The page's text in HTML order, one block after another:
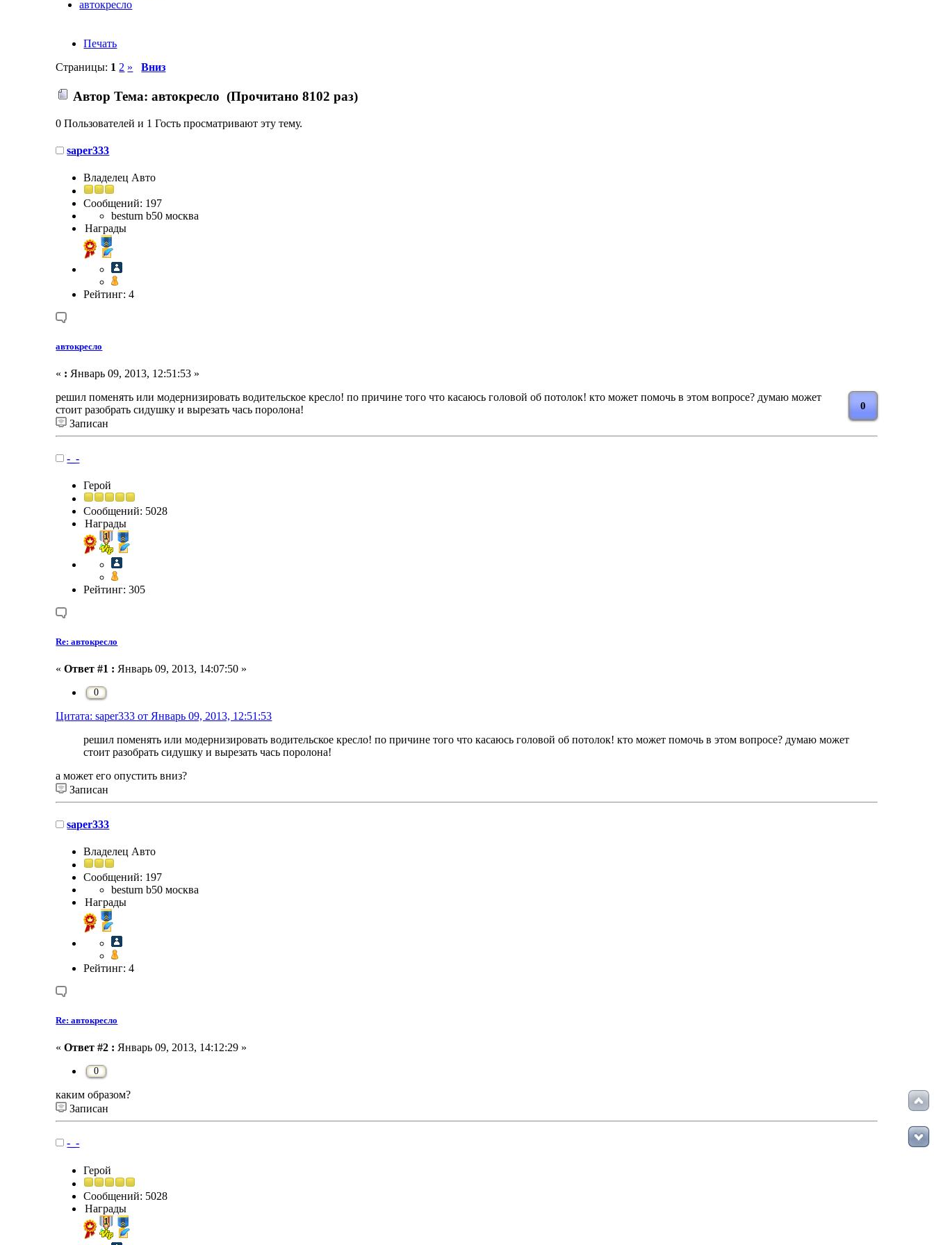
автокресло
Печать
Страницы: 1 2 » Вниз
Автор Тема: автокресло (Прочитано 8102 раз)
0 Пользователей и 1 Гость просматривают эту тему.
saper333
Владелец Авто
Сообщений: 197
besturn b50 москва
Награды
Рейтинг: 4
автокресло
« : Январь 09, 2013, 12:51:53 »
0
решил поменять или модернизировать водительское кресло! по причине того что касаюсь головой об потолок! кто может помочь в этом вопросе? думаю может
стоит разобрать сидушку и вырезать чась поролона!
Записан
-_-
Герой
Сообщений: 5028
Награды
Рейтинг: 305
Re: автокресло
«Ответ #1 : Январь 09, 2013, 14:07:50 »
0
Цитата: saper333 от Январь 09, 2013, 12:51:53
решил поменять или модернизировать водительское кресло! по причине того что касаюсь головой об потолок! кто может помочь в этом вопросе? думаю может
стоит разобрать сидушку и вырезать чась поролона!
а может его опустить вниз?
Записан
saper333
Владелец Авто
Сообщений: 197
besturn b50 москва
Награды
Рейтинг: 4
Re: автокресло
«Ответ #2 : Январь 09, 2013, 14:12:29 »
0
каким образом?
Записан
-_-
Герой
Сообщений: 5028
Награды